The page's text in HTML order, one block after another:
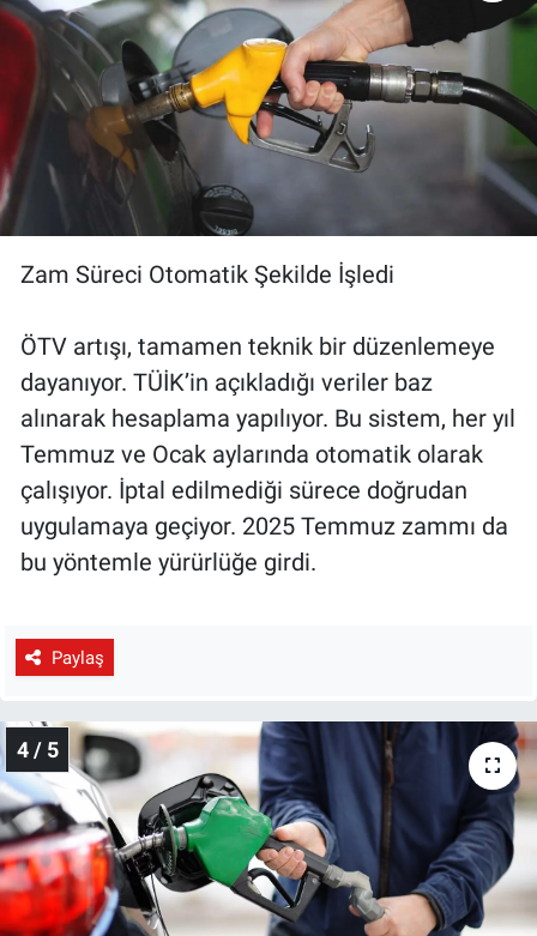
Zam Süreci Otomatik Şekilde İşledi
ÖTV artışı, tamamen teknik bir düzenlemeye
dayanıyor. TÜİK’in açıkladığı veriler baz
alınarak hesaplama yapılıyor. Bu sistem, her yıl
Temmuz ve Ocak aylarında otomatik olarak
çalışıyor. İptal edilmediği sürece doğrudan
uygulamaya geçiyor. 2025 Temmuz zammı da
bu yöntemle yürürlüğe girdi.
Paylaş
4 / 5